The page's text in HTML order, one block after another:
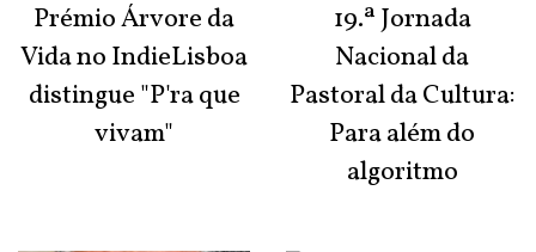
Prémio Árvore da
Vida no IndieLisboa
distingue "P'ra que
vivam"
19.ª Jornada
Nacional da
Pastoral da Cultura:
Para além do
algoritmo